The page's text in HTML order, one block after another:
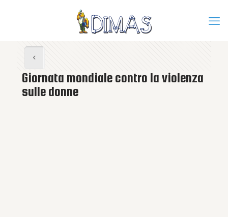
Giornata mondiale contro la violenza
sulle donne